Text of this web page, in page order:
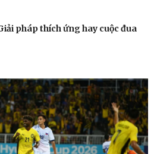
pháp thích ứng hay cuộc đua